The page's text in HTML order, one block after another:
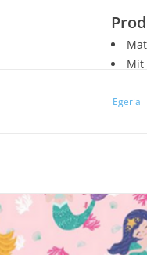
Mit
Egeria
- Liegetuch "Seastar""Egeria
Strand und Freizeit" Liegetuch
75x150 cm. 100%
Velours,